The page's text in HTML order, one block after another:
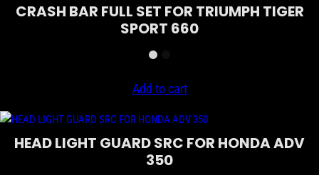
CRASH BAR FULL SET FOR TRIUMPH TIGER
SPORT 660
Add to cart
HEAD LIGHT GUARD SRC FOR HONDA ADV
350